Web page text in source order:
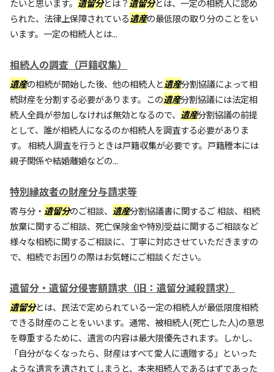
たいと思います。 遺留分とは？遺留分とは、一定の相続人に認め
られた、法律上保障されている遺産の最低限の取り分のことをい
います。一定の相続人とは...
相続人の調査（戸籍収集）
遺産の相続が開始した後、他の相続人と遺産分割協議によって相
続財産を分割する必要があります。この遺産分割協議には法定相
続人全員が参加しなければ無効となるので、 遺産分割協議の前提
として、誰が相続人になるのか相続人を調査する必要がありま
す。 相続人調査を行うときは戸籍収集が必要です。戸籍謄本には
親子関係や結婚離婚などの...
特別縁故者の財産分与請求等
寄与分・ 遺留分のご相談、 遺産分割協議書に関するご 相談、相続
放棄に関するご相談、死亡保険金や特別受益に関するご相談など
様々な相続に関するご相談に、丁寧に対応させていただきますの
で、相続でお困りの際はお気軽にご相談ください。
遺留分・遺留分侵害額請求（旧：遺留分減殺請求）
遺留分とは、民法で定められている一定の相続人が最低限度相続
できる財産のことをいいます。通常、被相続人(死亡した人)の意思
を尊重するために、遺言の内容は最大限優先されます。しかし、
「自分がなくなったら、財産はすべて愛人に遺贈する」といった
ような遺言を遺されてしまうと、本来相続人であるはずであった